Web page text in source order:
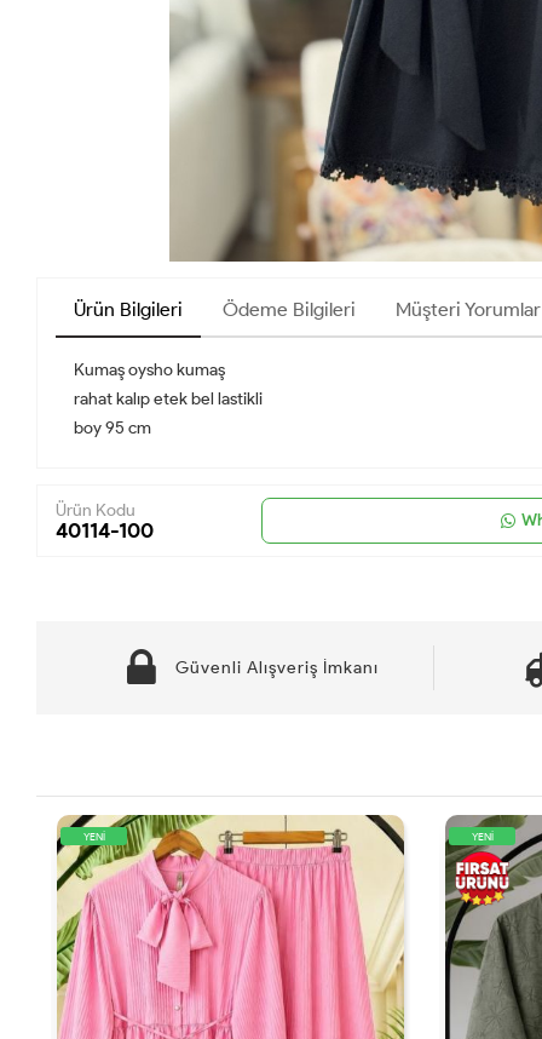
Ürün Bilgileri Ödeme Bilgileri Müşteri
Kumaş oysho kumaş
rahat kalıp etek bel lastikli
boy 95 cm
Ürün Kodu
40114-100
Güvenli Alışveriş İmkanı
YENİ YENİ